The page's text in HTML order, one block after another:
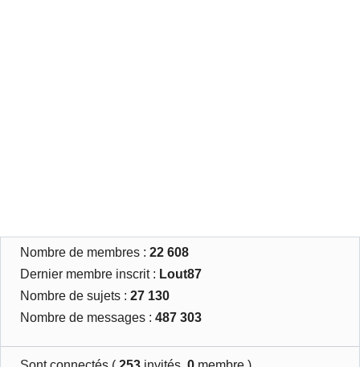
Nombre de membres :22 608
Dernier membre inscrit : Lout87
Nombre de sujets :27 130
Nombre de messages :487 303